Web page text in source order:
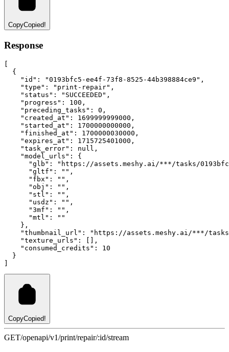
CopyCopied!
Response
  {
"id" : "0193bfc5-ee4f-73f8-8525-44b398884ce9" ,
"type" : "print-repair" ,
"status" : "SUCCEEDED" ,
"progress" : 100 ,
"preceding_tasks" : 0 ,
"created_at" : 1699999999000 ,
"started_at" : 1700000000000 ,
"finished_at" : 1700000030000 ,
"expires_at" : 1715725401000 ,
"task_error" : null ,
"model_urls" :
{
"glb" :
"https://assets.meshy.ai/***/tasks/
"gltf" : "" ,
"fbx" : "" ,
"obj" : "" ,
"stl" : "" ,
"usdz" : "" ,
"3mf" : "" ,
"mtl" :
""
    }
,
"thumbnail_url" :
"https://assets.meshy.ai/***/tasks/
"texture_urls" :
,
"consumed_credits" :
10
  }
CopyCopied!
GET/openapi/v1/print/repair/:id/stream